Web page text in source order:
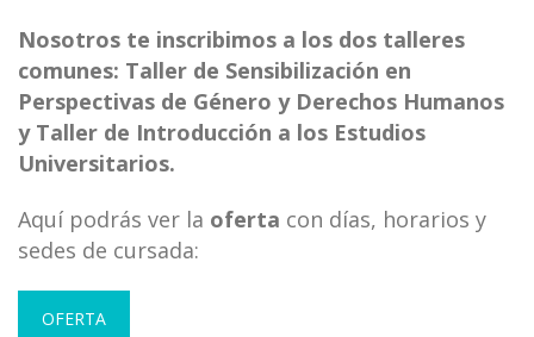
Nosotros te inscribimos a los dos talleres
comunes: Taller de Sensibilización en
Perspectivas de Género y Derechos Humanos
y Taller de Introducción a los Estudios
Universitarios.
Aquí podrás ver la oferta con días, horarios y
sedes de cursada:
OFERTA